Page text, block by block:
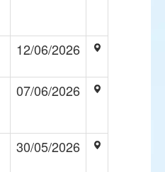
12/06/2026
07/06/2026
30/05/2026